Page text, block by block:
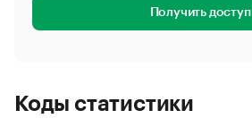
Получить доступ
Коды статистики